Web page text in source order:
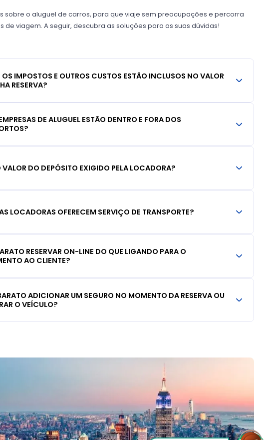
sobre o aluguel de carros, para que viaje sem preocupações e percorra
viagem. A seguir, descubra as soluções para as suas dúvidas!
IMPOSTOS E OUTROS CUSTOS ESTÃO INCLUSOS NO VALOR
RESERVA?
DE ALUGUEL ESTÃO DENTRO E FORA DOS
VALOR DO DEPÓSITO EXIGIDO PELA LOCADORA?
LOCADORAS OFERECEM SERVIÇO DE TRANSPORTE?
RESERVAR ON-LINE DO QUE LIGANDO PARA O
AO CLIENTE?
ADICIONAR UM SEGURO NO MOMENTO DA RESERVA OU
O VEÍCULO?